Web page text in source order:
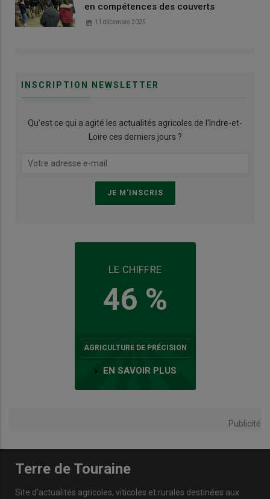
en compétences des couverts
11 décembre 2025
INSCRIPTION NEWSLETTER
Qu’est ce qui a agité les actualités agricoles de l'Indre-et-
Loire ces derniers jours ?
LE CHIFFRE
46 %
AGRICULTURE DE PRÉCISION
EN SAVOIR PLUS
Publicité
Terre de Touraine
Site d'actualités agricoles, viticoles et rurales destinées aux